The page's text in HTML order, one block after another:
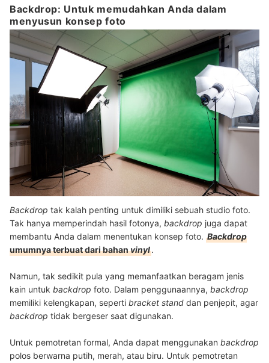
Backdrop: Untuk memudahkan Anda dalam
menyusun konsep foto
Backdrop tak kalah penting untuk dimiliki sebuah studio foto.
Tak hanya memperindah hasil fotonya, backdrop juga dapat
membantu Anda dalam menentukan konsep foto. Backdrop
umumnya terbuat dari bahanvinyl.
Namun, tak sedikit pula yang memanfaatkan beragam jenis
kain untuk backdrop foto. Dalam penggunaannya, backdrop
memiliki kelengkapan, seperti bracket stand dan penjepit, agar
backdrop tidak bergeser saat digunakan.
Untuk pemotretan formal, Anda dapat menggunakan backdrop
polos berwarna putih, merah, atau biru. Untuk pemotretan